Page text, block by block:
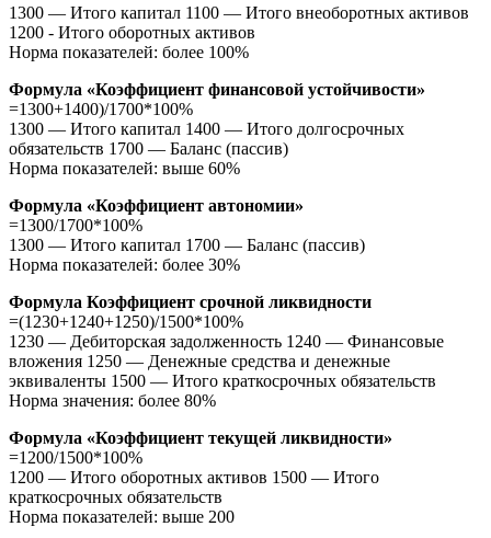
1300 — Итого капитал 1100 — Итого внеоборотных активов
1200 - Итого оборотных активов
Норма показателей: более 100%
Формула «Коэффициент финансовой устойчивости»
=1300+1400)/1700*100%
1300 — Итого капитал 1400 — Итого долгосрочных
обязательств 1700 — Баланс (пассив)
Норма показателей: выше 60%
Формула «Коэффициент автономии»
=1300/1700*100%
1300 — Итого капитал 1700 — Баланс (пассив)
Норма показателей: более 30%
Формула Коэффициент срочной ликвидности
=(1230+1240+1250)/1500*100%
1230 — Дебиторская задолженность 1240 — Финансовые
вложения 1250 — Денежные средства и денежные
эквиваленты 1500 — Итого краткосрочных обязательств
Норма значения: более 80%
Формула «Коэффициент текущей ликвидности»
=1200/1500*100%
1200 — Итого оборотных активов 1500 — Итого
краткосрочных обязательств
Норма показателей: выше 200